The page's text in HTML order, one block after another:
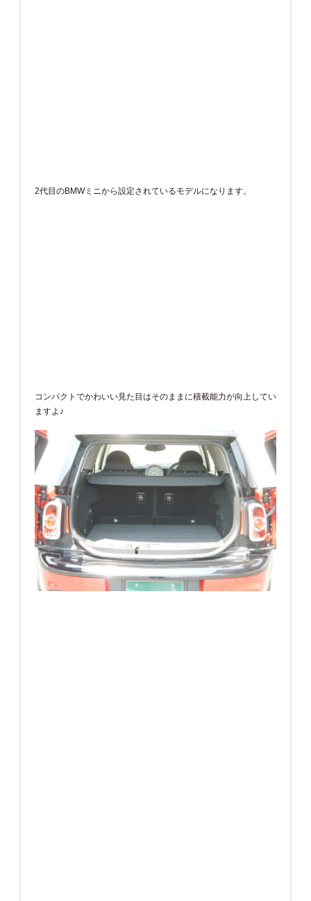
2代目のBMWミニから設定されているモデルになります。
コンパクトでかわいい見た目はそのままに積載能力が向上してい
ますよ♪